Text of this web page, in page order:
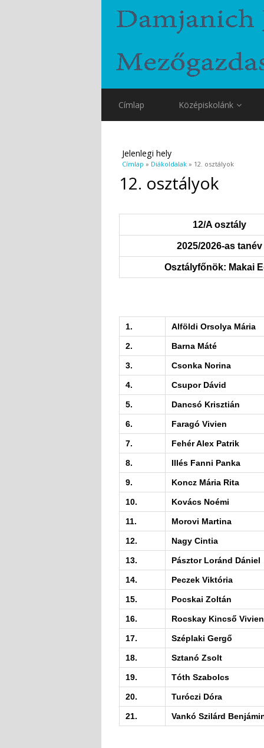
Címlap Középiskolánk
Jelenlegi hely
Címlap » Diákoldalak » 12. osztályok
12. osztályok
12/A osztály
2025/2026-as tanév
Osztályfőnök: Makai
1. Alföldi Orsolya Mária
2. Barna Máté
3. Csonka Norina
4. Csupor Dávid
5. Dancsó Krisztián
6. Faragó Vivien
7. Fehér Alex Patrik
8. Illés Fanni Panka
9. Koncz Mária Rita
10. Kovács Noémi
11. Morovi Martina
12. Nagy Cintia
13. Pásztor Loránd Dániel
14. Peczek Viktória
15. Pocskai Zoltán
16. Rocskay Kincső Vivien
17. Széplaki Gergő
18. Sztanó Zsolt
19. Tóth Szabolcs
20. Turóczi Dóra
21. Vankó Szilárd